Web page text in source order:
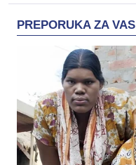
PREPORUKA ZA VAS